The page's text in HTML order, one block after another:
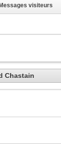
visiteurs
Chastain